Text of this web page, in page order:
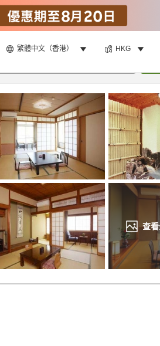
繁體中文（香港） HKG
查